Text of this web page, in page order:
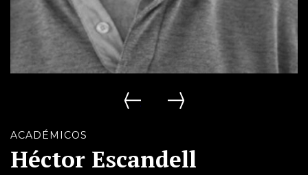
Guillermo Benet
Helher Escribano
ACADÉMICOS
Héctor Escandell